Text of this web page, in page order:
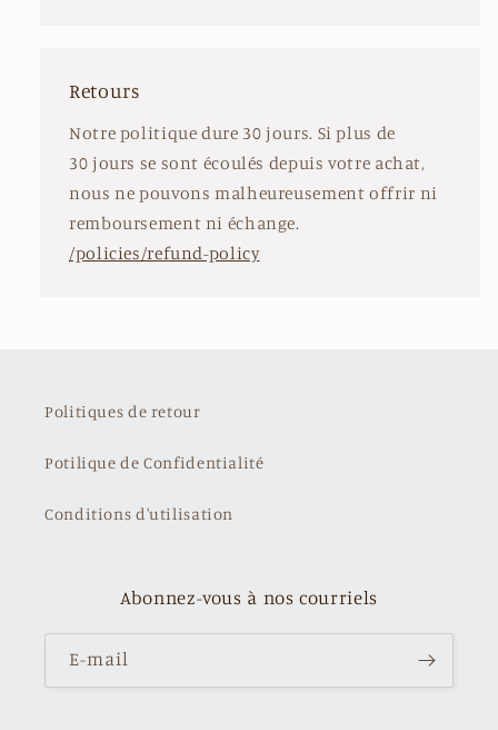
Retours
Notre politique dure 30 jours. Si plus de
30 jours se sont écoulés depuis votre achat,
nous ne pouvons malheureusement offrir ni
remboursement ni échange.
/policies/refund-policy
Politiques de retour
Potilique de Confidentialité
Conditions d'utilisation
Abonnez-vous à nos courriels
E-mail